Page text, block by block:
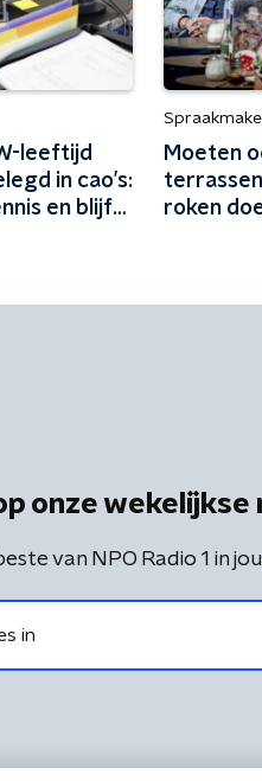
leeftijd
in cao’s:
en blijft
Moeten
roken
onze
van NPO Radio 1 in